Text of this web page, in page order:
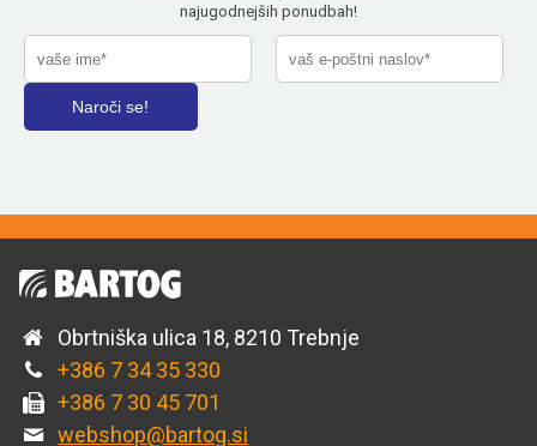
najugodnejših ponudbah!
Obrtniška ulica 18, 8210 Trebnje
+386 7 34 35 330
+386 7 30 45 701
webshop@bartog.si